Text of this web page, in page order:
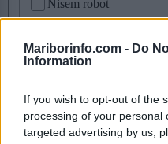
Mariborinfo.com - Do
Information
If you wish to opt-out of the
processing of your personal
targeted advertising by us,
Nisem robot
Naročite se
Imaš novico, informacijo,
Pošlji